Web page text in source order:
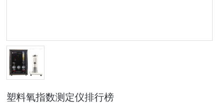
塑料氧指数测定仪排行榜